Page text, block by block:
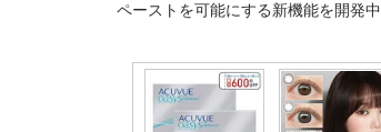
ペーストを可能にする新機能を開発中